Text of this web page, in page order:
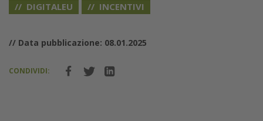
DIGITALEU INCENTIVI
// Data pubblicazione: 08.01.2025
CONDIVIDI: